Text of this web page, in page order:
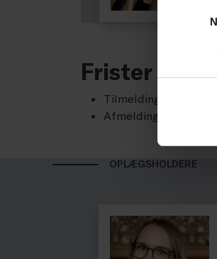
Frister
Tilmeldingsfrist d. 9.
Afmeldingsfrist d. 9.
OPLÆGSHOLDERE